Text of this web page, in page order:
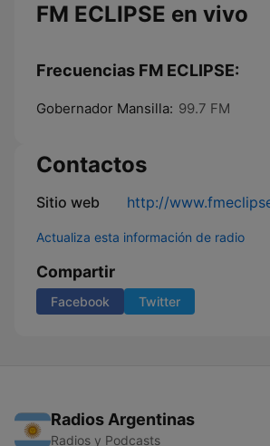
FM ECLIPSE en vivo
Frecuencias FM ECLIPSE:
Gobernador Mansilla: 99.7 FM
Contactos
Sitio web http://
Actualiza esta información de radio
Compartir
Facebook Twitter
Radios Argentinas
Radios y Podcasts